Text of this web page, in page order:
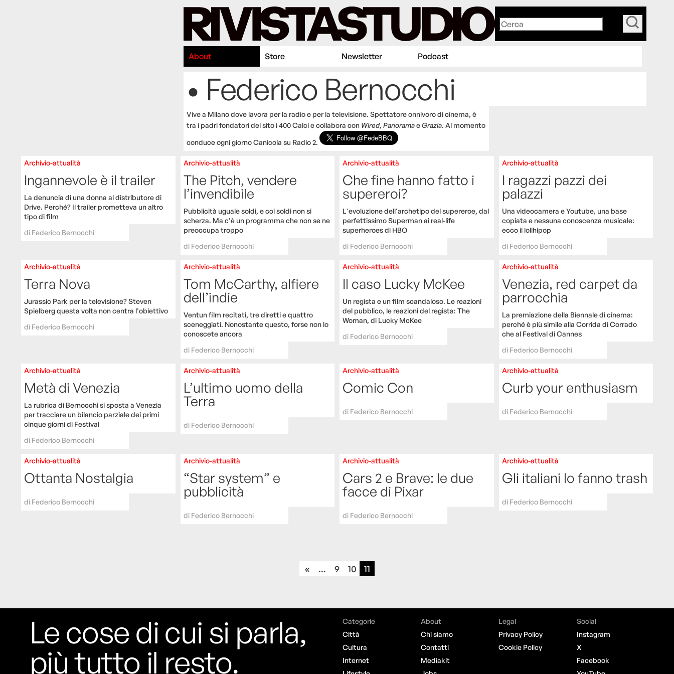
About Store Newsletter Podcast
• Federico Bernocchi
Vive a Milano dove lavora per la radio e per la televisione. Spettatore onnivoro di cinema, è
tra i padri fondatori del sito i 400 Calci e collabora con Wired, PanoramaeGrazia. Al momento
conduce ogni giorno Canicola su Radio 2.
Archivio-attualità
Ingannevole è il trailer
La denuncia di una donna al distributore di
Drive. Perché? Il trailer prometteva un altro
tipo di film
di Federico Bernocchi
Archivio-attualità
The Pitch, vendere
l’invendibile
Pubblicità uguale soldi, e coi soldi non si
scherza. Ma c'è un programma che non se ne
preoccupa troppo
di Federico Bernocchi
Archivio-attualità
Che fine hanno fatto i
supereroi?
L'evoluzione dell'archetipo del supereroe, dal
perfettissimo Superman ai real-life
superheroes di HBO
di Federico Bernocchi
Archivio-attualità
I ragazzi pazzi dei
palazzi
Una videocamera e Youtube, una base
copiata e nessuna conoscenza musicale:
ecco il lollhipop
di Federico Bernocchi
Archivio-attualità
Terra Nova
Jurassic Park per la televisione? Steven
Spielberg questa volta non centra l'obiettivo
di Federico Bernocchi
Archivio-attualità
Tom McCarthy, alfiere
dell’indie
Ventun film recitati, tre diretti e quattro
sceneggiati. Nonostante questo, forse non lo
conoscete ancora
di Federico Bernocchi
Archivio-attualità
Il caso Lucky McKee
Un regista e un film scandaloso. Le reazioni
del pubblico, le reazioni del regista: The
Woman, di Lucky McKee
di Federico Bernocchi
Archivio-attualità
Venezia, red carpet da
parrocchia
La premiazione della Biennale di cinema:
perché è più simile alla Corrida di Corrado
che al Festival di Cannes
di Federico Bernocchi
Archivio-attualità
Metà di Venezia
La rubrica di Bernocchi si sposta a Venezia
per tracciare un bilancio parziale dei primi
cinque giorni di Festival
di Federico Bernocchi
Archivio-attualità
L’ultimo uomo della
Terra
di Federico Bernocchi
Archivio-attualità
Comic Con
di Federico Bernocchi
Archivio-attualità
Curb your enthusiasm
di Federico Bernocchi
Archivio-attualità
Ottanta Nostalgia
di Federico Bernocchi
Archivio-attualità
“Star system” e
pubblicità
di Federico Bernocchi
Archivio-attualità
Cars 2 e Brave: le due
facce di Pixar
di Federico Bernocchi
Archivio-attualità
Gli italiani lo fanno trash
di Federico Bernocchi
« ... 9 10 11
Le cose di cui si parla,
più tutto il resto.
Categorie
Città
Cultura
Internet
About
Chi siamo
Contatti
Mediakit
Legal
Privacy Policy
Cookie Policy
Social
Instagram
X
Facebook